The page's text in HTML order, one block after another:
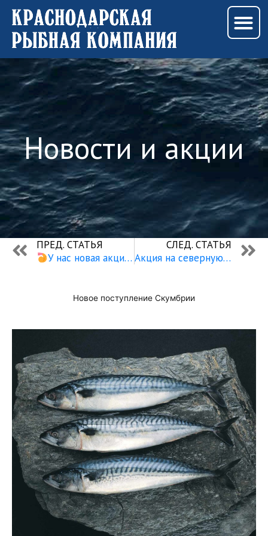
содержимому
Новости и акции
Prev
ПРЕД. СТАТЬЯ
У нас новая акция на креветку
СЛЕД. СТАТЬЯ
Акция на северную креветку
Новое поступление Скумбрии